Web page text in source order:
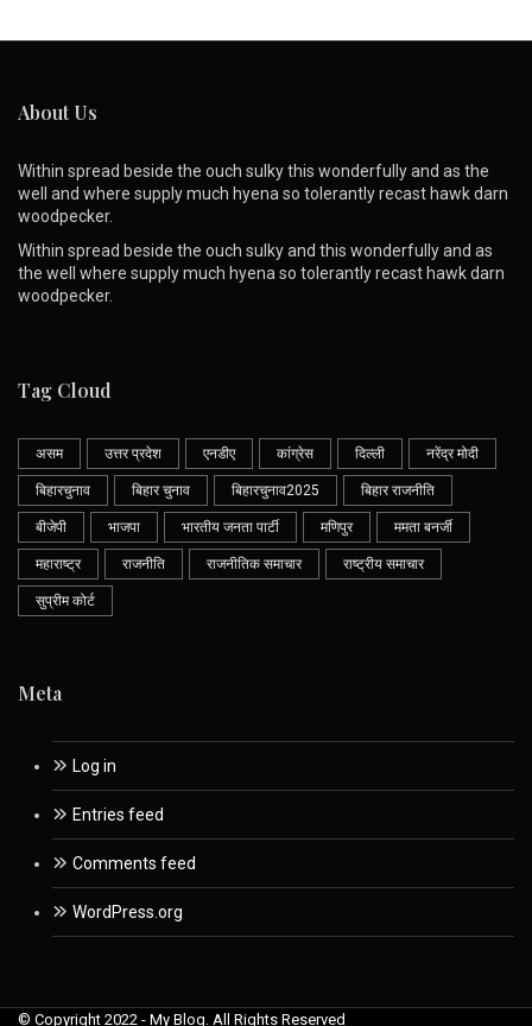
About Us
Within spread beside the ouch sulky this wonderfully and as the
well and where supply much hyena so tolerantly recast hawk darn
woodpecker.
Within spread beside the ouch sulky and this wonderfully and as
the well where supply much hyena so tolerantly recast hawk darn
woodpecker.
Tag Cloud
असम उत्तर प्रदेश एनडीए कांग्रेस दिल्ली नरेंद्र मोदी
बिहारचुनाव बिहार चुनाव बिहारचुनाव2025 बिहार राजनीति
बीजेपी भाजपा भारतीय जनता पार्टी मणिपुर ममता बनर्जी
महाराष्ट्र राजनीति राजनीतिक समाचार राष्ट्रीय समाचार
सुप्रीम कोर्ट
Meta
Log in
Entries feed
Comments feed
WordPress.org
© Copyright 2022 - My Blog. All Rights Reserved